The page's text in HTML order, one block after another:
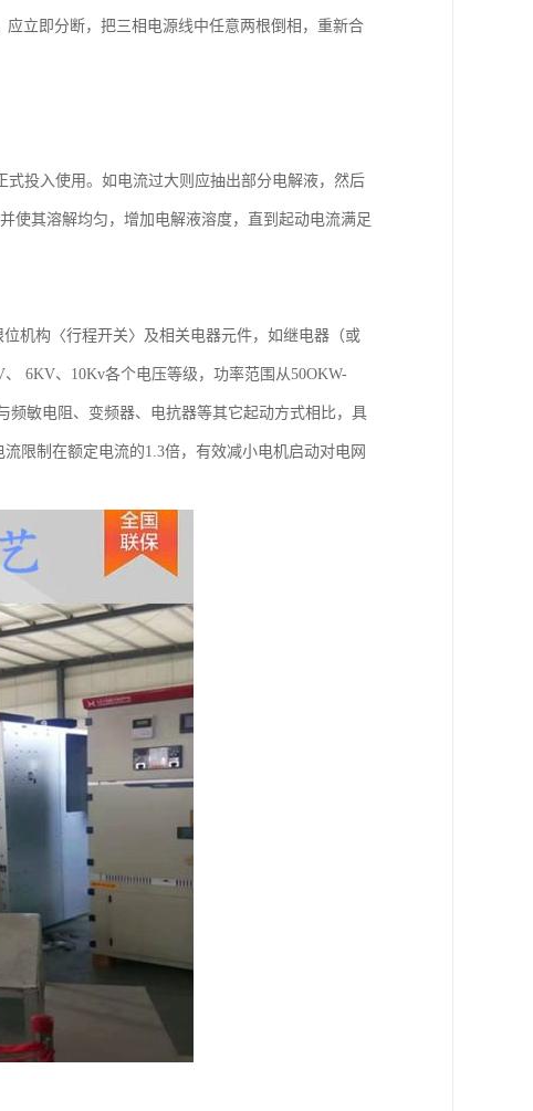
立即分断，把三相电源线中任意两根倒相，重新合
投入使用。如电流过大则应抽出部分电解液，然后
使其溶解均匀，增加电解液溶度，直到起动电流满足
机构〈行程开关〉及相关电器元件，如继电器（或
6KV、10Kv各个电压等级，功率范围从50OKW-
频敏电阻、变频器、电抗器等其它起动方式相比，具
限制在额定电流的1.3倍，有效减小电机启动对电网